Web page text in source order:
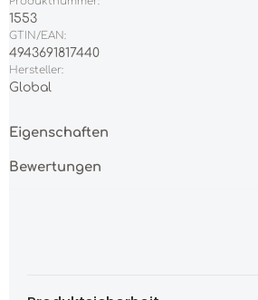
1553
GTIN/EAN:
4943691817440
Hersteller:
Global
Eigenschaften
Bewertungen